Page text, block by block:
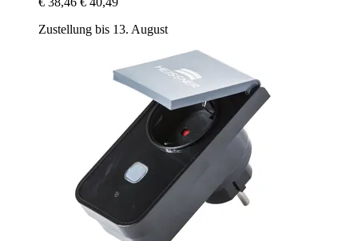
Zustellung bis 13. August